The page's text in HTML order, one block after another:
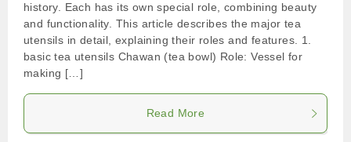
history. Each has its own special role, combining beauty
and functionality. This article describes the major tea
utensils in detail, explaining their roles and features. 1.
basic tea utensils Chawan (tea bowl) Role: Vessel for
making […]
Read More